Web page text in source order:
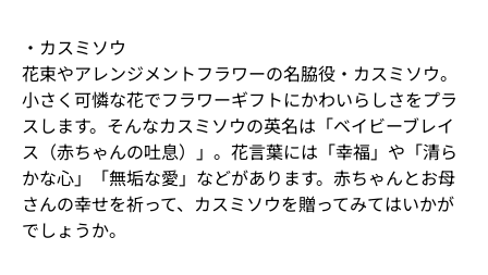
・カスミソウ
花束やアレンジメントフラワーの名脇役・カスミソウ。
小さく可憐な花でフラワーギフトにかわいらしさをプラ
スします。そんなカスミソウの英名は「ベイビーブレイ
ス（赤ちゃんの吐息）」。花言葉には「幸福」や「清ら
かな心」「無垢な愛」などがあります。赤ちゃんとお母
さんの幸せを祈って、カスミソウを贈ってみてはいかが
でしょうか。